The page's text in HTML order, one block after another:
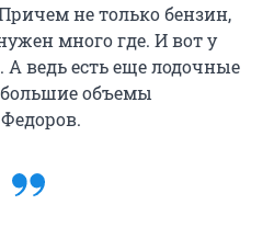
не только бензин,
много где. И вот у
ведь есть еще лодочные
объемы